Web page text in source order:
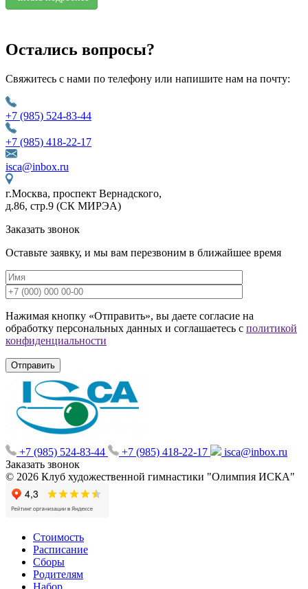
Остались вопросы?
Свяжитесь с нами по телефону или напишите нам на почту:
+7 (985) 524-83-44
+7 (985) 418-22-17
isca@inbox.ru
г.Москва, проспект Вернадского,
д.86, стр.9 (СК МИРЭА)
Заказать звонок
Оставьте заявку, и мы вам перезвоним в ближайшее время
Нажимая кнопку «Отправить», вы даете согласие на
обработку персональных данных и соглашаетесь с политикой
конфиденциальности
+7 (985) 524-83-44 +7 (985) 418-22-17
isca@inbox.ru
Заказать звонок
© 2026 Клуб художественной гимнастики "Олимпия ИСКА"
Стоимость
Расписание
Сборы
Родителям
Набор